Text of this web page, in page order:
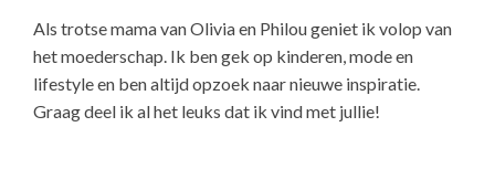
Als trotse mama van Olivia en Philou geniet ik volop van
het moederschap. Ik ben gek op kinderen, mode en
lifestyle en ben altijd opzoek naar nieuwe inspiratie.
Graag deel ik al het leuks dat ik vind met jullie!